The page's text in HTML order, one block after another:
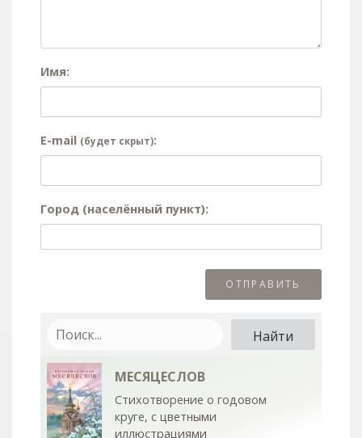
Имя:
E-mail (будет скрыт):
Город (населённый пункт):
МЕСЯЦЕСЛОВ
Стихотворение о годовом
круге, с цветными
иллюстрациями